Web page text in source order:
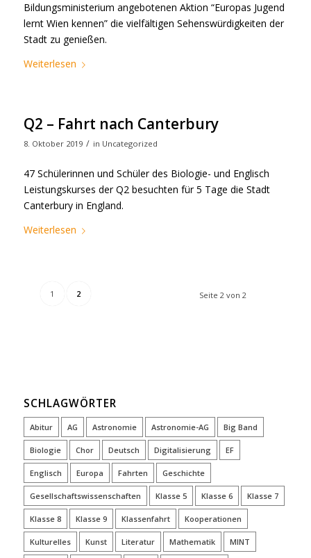
Bildungsministerium angebotenen Aktion “Europas Jugend
lernt Wien kennen” die vielfältigen Sehenswürdigkeiten der
Stadt zu genießen.
Weiterlesen
Q2 – Fahrt nach Canterbury
8. Oktober 2019 / in Uncategorized
47 Schülerinnen und Schüler des Biologie- und Englisch
Leistungskurses der Q2 besuchten für 5 Tage die Stadt
Canterbury in England.
Weiterlesen
Seite 2 von 2
1 2
SCHLAGWÖRTER
Abitur AG Astronomie Astronomie-AG Big Band
Biologie Chor Deutsch Digitalisierung EF
Englisch Europa Fahrten Geschichte
Gesellschaftswissenschaften Klasse 5 Klasse 6 Klasse 7
Klasse 8 Klasse 9 Klassenfahrt Kooperationen
Kulturelles Kunst Literatur Mathematik MINT